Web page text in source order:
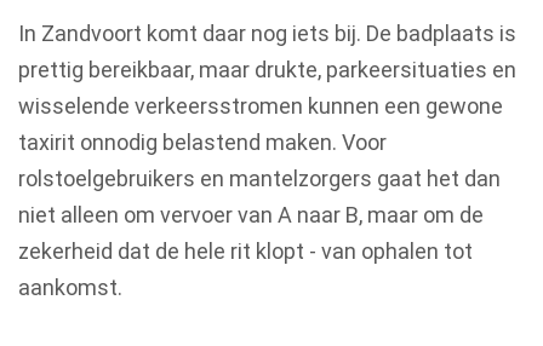
In Zandvoort komt daar nog iets bij. De badplaats is
prettig bereikbaar, maar drukte, parkeersituaties en
wisselende verkeersstromen kunnen een gewone
taxirit onnodig belastend maken. Voor
rolstoelgebruikers en mantelzorgers gaat het dan
niet alleen om vervoer van A naar B, maar om de
zekerheid dat de hele rit klopt - van ophalen tot
aankomst.